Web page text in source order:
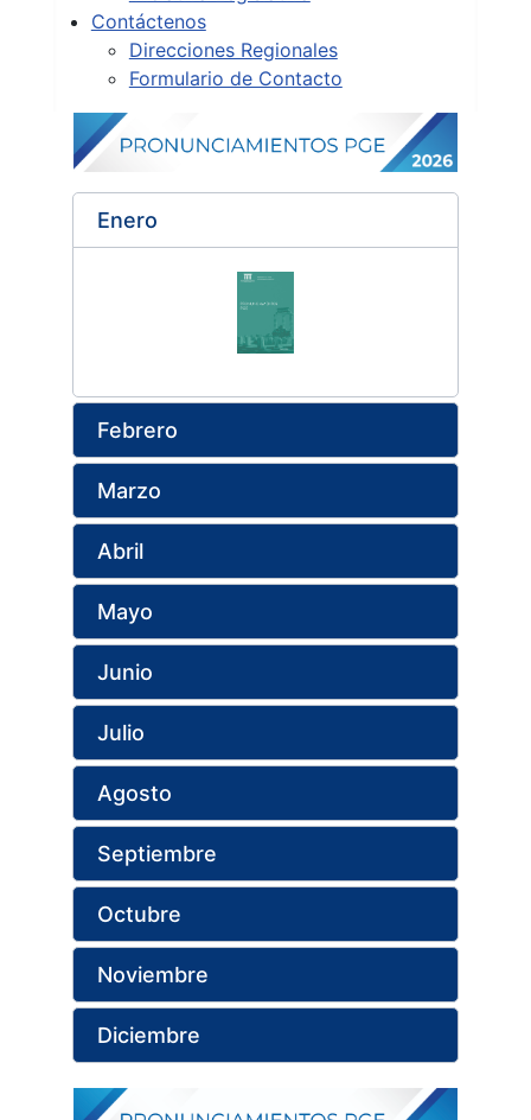
Contáctenos
Direcciones Regionales
Formulario de Contacto
Enero
Febrero
Marzo
Abril
Mayo
Junio
Julio
Agosto
Septiembre
Octubre
Noviembre
Diciembre